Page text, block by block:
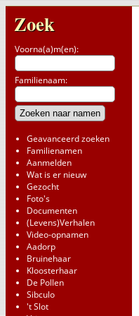
Zoek
Voorna(a)m(en):
Familienaam:
Geavanceerd zoeken
Familienamen
Aanmelden
Wat is er nieuw
Gezocht
Foto's
Documenten
(Levens)Verhalen
Video-opnamen
Aadorp
Bruinehaar
Kloosterhaar
De Pollen
Sibculo
't Slot